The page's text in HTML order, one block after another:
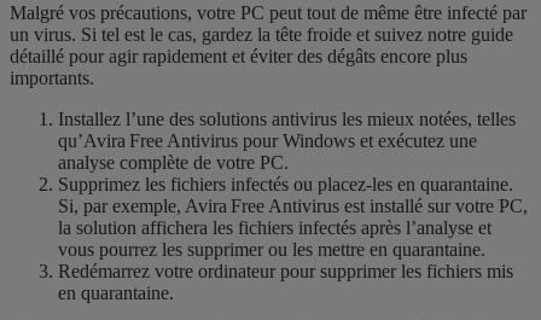
Malgré vos précautions, votre PC peut tout de même être infecté par
un virus. Si tel est le cas, gardez la tête froide et suivez notre guide
détaillé pour agir rapidement et éviter des dégâts encore plus
importants.
Installez l’une des solutions antivirus les mieux notées, telles
qu’Avira Free Antivirus pour Windows et exécutez une
analyse complète de votre PC.
Supprimez les fichiers infectés ou placez-les en quarantaine.
Si, par exemple, Avira Free Antivirus est installé sur votre PC,
la solution affichera les fichiers infectés après l’analyse et
vous pourrez les supprimer ou les mettre en quarantaine.
Redémarrez votre ordinateur pour supprimer les fichiers mis
en quarantaine.